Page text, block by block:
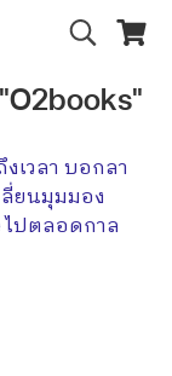
เวลา บอกลา
ลี่ยนมุมมอง
ไปตลอดกาล